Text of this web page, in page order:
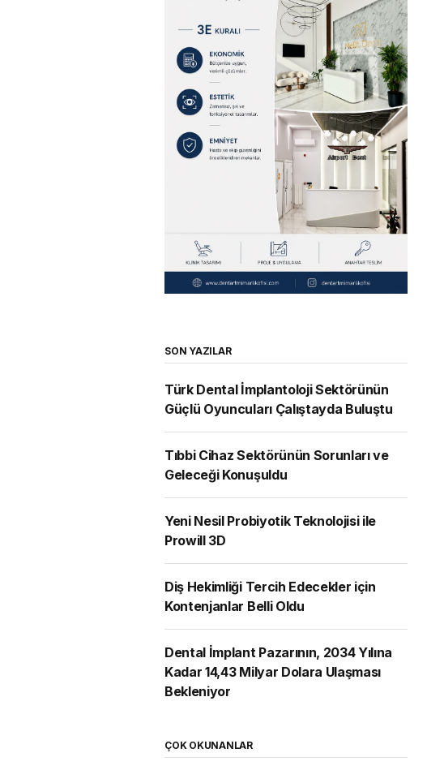
SON YAZILAR
Türk Dental İmplantoloji Sektörünün
Güçlü Oyuncuları Çalıştayda Buluştu
Tıbbi Cihaz Sektörünün Sorunları ve
Geleceği Konuşuldu
Yeni Nesil Probiyotik Teknolojisi ile
Prowill 3D
Diş Hekimliği Tercih Edecekler için
Kontenjanlar Belli Oldu
Dental İmplant Pazarının, 2034 Yılına
Kadar 14,43 Milyar Dolara Ulaşması
Bekleniyor
ÇOK OKUNANLAR